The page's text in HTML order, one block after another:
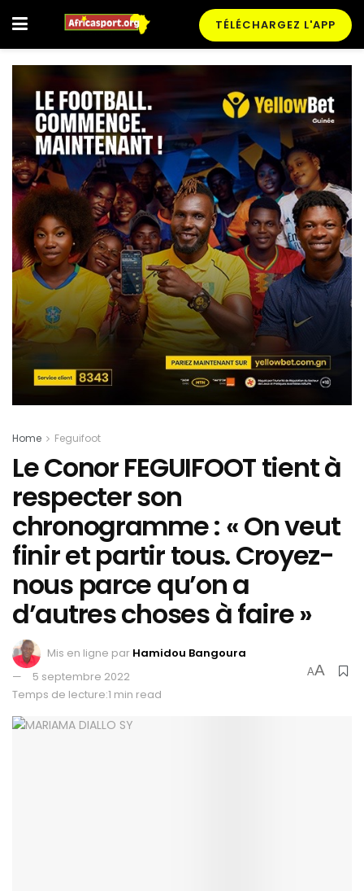
TÉLÉCHARGEZ L'APP
Home Feguifoot
Le Conor FEGUIFOOT tient à
respecter son
chronogramme : « On veut
finir et partir tous. Croyez-
nous parce qu’on a
d’autres choses à faire »
Mis en ligne par Hamidou Bangoura
5 septembre 2022
Temps de lecture:1 min read
AA